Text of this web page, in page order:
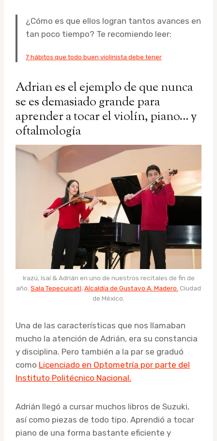
¿Cómo es que ellos logran tantos avances en
tan poco tiempo? Te recomiendo leer:
7 hábitos que todo buen violinista debe tener
Adrian es el ejemplo de que nunca
se es demasiado grande para
aprender a tocar el violín, piano… y
oftalmología
Irazú, Isaí & Adrián en uno de nuestros recitales de fin de
año. Sala Tepecuicatl,Alcaldía de Gustavo A. Madero. Ciudad
de México.
Una de las características que nos llamaban
mucho la atención de Adrián, era su constancia
y disciplina. Pero también a la par se graduó
como Licenciado en Optometría por parte del
Instituto Politécnico Nacional.
Adrián llegó a cursar muchos libros de Suzuki,
así como piezas de todo tipo. Aprendió a tocar
piano de una forma bastante eficiente y